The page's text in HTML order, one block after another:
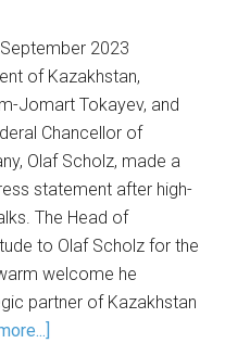
2023
of Kazakhstan,
Jomart Tokayev, and
Chancellor of
Olaf Scholz, made a
statement after high-
The Head of
to Olaf Scholz for the
welcome he
partner of Kazakhstan